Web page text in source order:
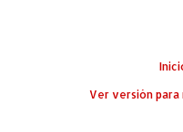
Ver versión